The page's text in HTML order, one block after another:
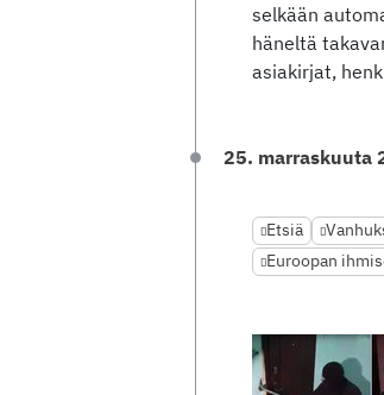
selkään
häneltä
asiakirjat,
25. marraskuuta
Etsiä
Euroopan